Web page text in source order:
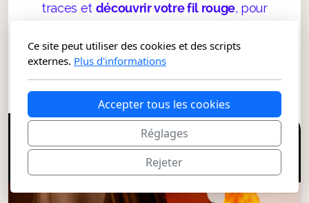
traces et découvrir votre fil rouge, pour
accomplissements !
Ce site peut utiliser des cookies et des scripts
externes. Plus d'informations
Accepter tous les cookies
Réglages
Rejeter